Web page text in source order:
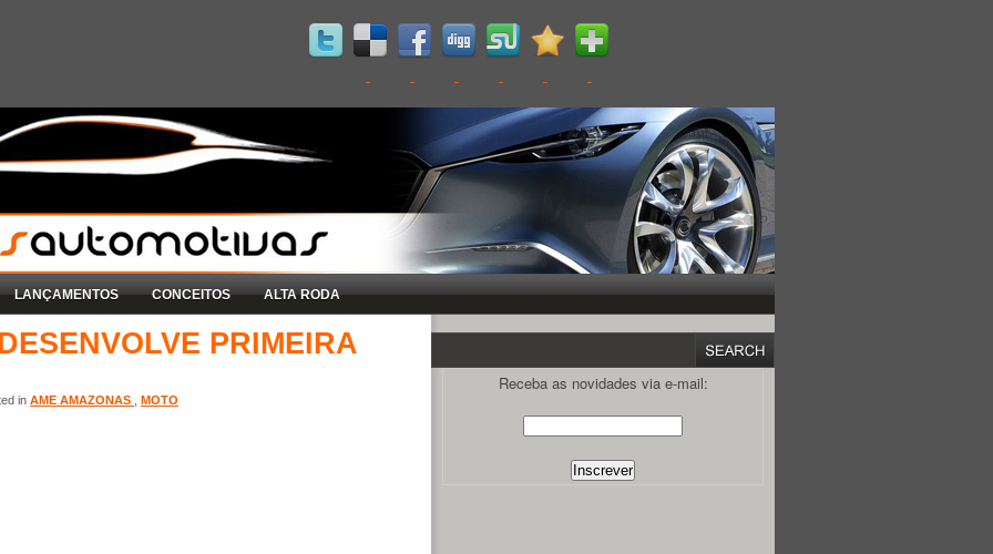
LANÇAMENTOS CONCEITOS ALTA RODA
PRIMEIRA
in AME AMAZONAS MOTO
Receba as novidades via e-mail: